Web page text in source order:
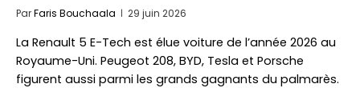
ParFaris Bouchaala 29 juin 2026
La Renault 5 E-Tech est élue voiture de l’année 2026 au
Royaume-Uni. Peugeot 208, BYD, Tesla et Porsche
figurent aussi parmi les grands gagnants du palmarès.